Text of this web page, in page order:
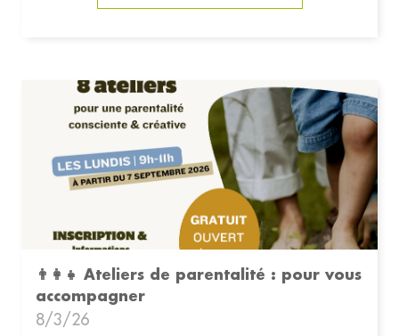
👨‍👩‍👧 Ateliers de parentalité : pour vous
accompagner
8/3/26